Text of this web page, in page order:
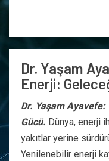
Dr. Yaşam
Enerji:
Dr. Yaşam
Gücü. Dünya, enerji
yakıtlar yerine
Yenilenebilir enerji